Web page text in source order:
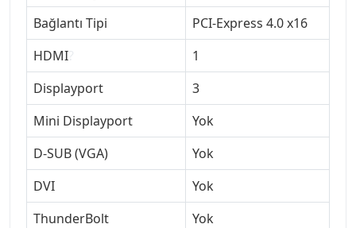
Bağlantı Tipi
PCI-Express 4.0 x16
HDMI
1
Displayport
3
Mini Displayport
Yok
D-SUB (VGA)
Yok
DVI
Yok
ThunderBolt
Yok